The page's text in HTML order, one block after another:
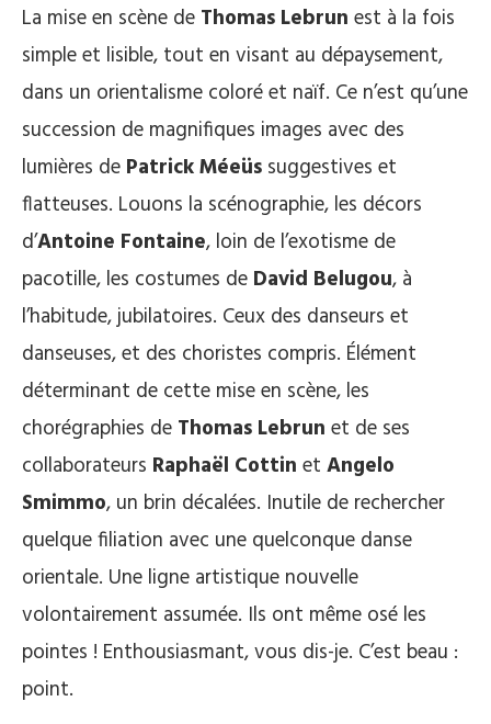
La mise en scène de Thomas Lebrun est à la fois
simple et lisible, tout en visant au dépaysement,
dans un orientalisme coloré et naïf. Ce n’est qu’une
succession de magnifiques images avec des
lumières de Patrick Méeüs suggestives et
flatteuses. Louons la scénographie, les décors
d’Antoine Fontaine, loin de l’exotisme de
pacotille, les costumes de David Belugou, à
l’habitude, jubilatoires. Ceux des danseurs et
danseuses, et des choristes compris. Élément
déterminant de cette mise en scène, les
chorégraphies de Thomas Lebrun et de ses
collaborateurs Raphaël Cottin et Angelo
Smimmo, un brin décalées. Inutile de rechercher
quelque filiation avec une quelconque danse
orientale. Une ligne artistique nouvelle
volontairement assumée. Ils ont même osé les
pointes ! Enthousiasmant, vous dis-je. C’est beau :
point.